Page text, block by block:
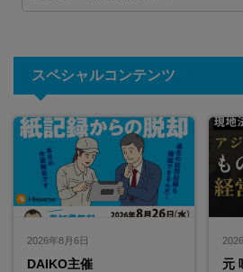
スペシャルコンテンツ
2026年8月6日
DAIKO主催
元